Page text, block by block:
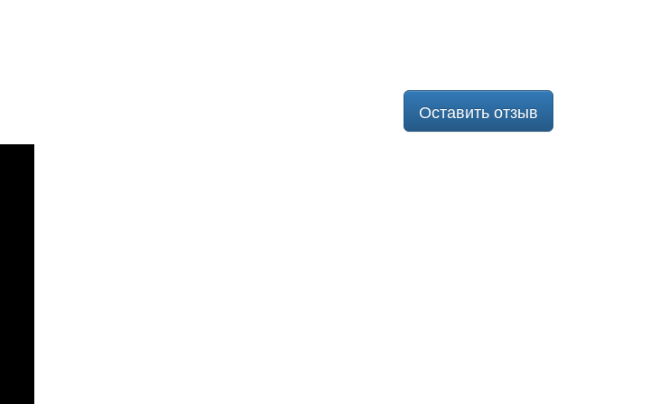
Оставить отзыв